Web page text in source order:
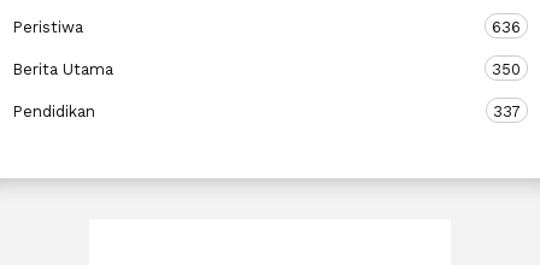
Peristiwa 636
Berita Utama 350
Pendidikan 337